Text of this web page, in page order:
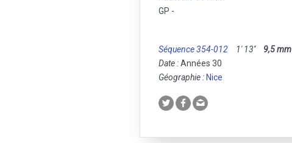
GP -
Séquence 354-012 1' 13'' 9,5 mm
Date :Années 30
Géographie : Nice